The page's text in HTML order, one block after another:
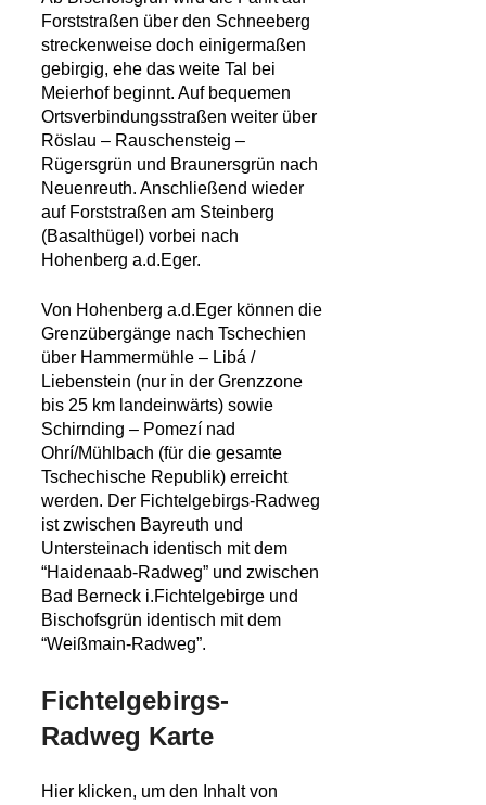
Forststraßen über den Schneeberg
streckenweise doch einigermaßen
gebirgig, ehe das weite Tal bei
Meierhof beginnt. Auf bequemen
Ortsverbindungsstraßen weiter über
Röslau – Rauschensteig –
Rügersgrün und Braunersgrün nach
Neuenreuth. Anschließend wieder
auf Forststraßen am Steinberg
(Basalthügel) vorbei nach
Hohenberg a.d.Eger.
Von Hohenberg a.d.Eger können die
Grenzübergänge nach Tschechien
über Hammermühle – Libá /
Liebenstein (nur in der Grenzzone
bis 25 km landeinwärts) sowie
Schirnding – Pomezí nad
Ohrí/Mühlbach (für die gesamte
Tschechische Republik) erreicht
werden. Der Fichtelgebirgs-Radweg
ist zwischen Bayreuth und
Untersteinach identisch mit dem
“Haidenaab-Radweg” und zwischen
Bad Berneck i.Fichtelgebirge und
Bischofsgrün identisch mit dem
“Weißmain-Radweg”.
Fichtelgebirgs-
Radweg Karte
Inhalt
Hier klicken, um den Inhalt von